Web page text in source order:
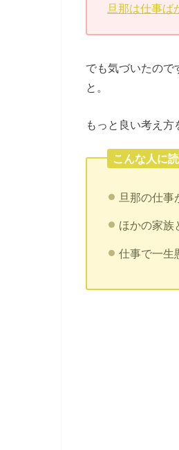
旦那は仕事ば
でも気づいたので
と。
もっと良い考え方
こんな人に
旦那の仕事
ほかの家族
仕事で一生